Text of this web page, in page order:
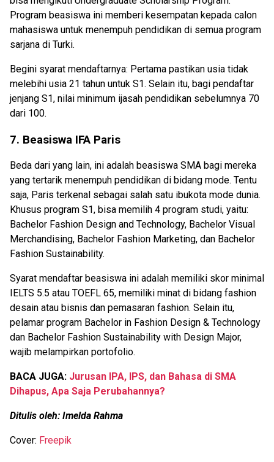
Program beasiswa ini memberi kesempatan kepada calon
mahasiswa untuk menempuh pendidikan di semua program
sarjana di Turki.
Begini syarat mendaftarnya: Pertama pastikan usia tidak
melebihi usia 21 tahun untuk S1. Selain itu, bagi pendaftar
jenjang S1, nilai minimum ijasah pendidikan sebelumnya 70
dari 100.
7. Beasiswa IFA Paris
Beda dari yang lain, ini adalah beasiswa SMA bagi mereka
yang tertarik menempuh pendidikan di bidang mode. Tentu
saja, Paris terkenal sebagai salah satu ibukota mode dunia.
Khusus program S1, bisa memilih 4 program studi, yaitu:
Bachelor Fashion Design and Technology, Bachelor Visual
Merchandising, Bachelor Fashion Marketing, dan Bachelor
Fashion Sustainability.
Syarat mendaftar beasiswa ini adalah memiliki skor minimal
IELTS 5.5 atau TOEFL 65, memiliki minat di bidang fashion
desain atau bisnis dan pemasaran fashion. Selain itu,
pelamar program Bachelor in Fashion Design & Technology
dan Bachelor Fashion Sustainability with Design Major,
wajib melampirkan portofolio.
BACA JUGA: Jurusan IPA, IPS, dan Bahasa di SMA
Dihapus, Apa Saja Perubahannya?
Ditulis oleh: Imelda Rahma
Cover: Freepik